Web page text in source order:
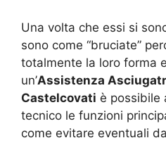
Una volta che essi si
sono come “bruciate”
totalmente la loro forma
un’Assistenza
Castelcovati è possibile
tecnico le funzioni
come evitare eventuali